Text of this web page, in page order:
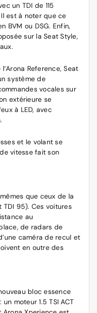
un TDI de 115
est à noter que ce
BVM ou DSG. Enfin,
sur la Seat Style,
Reference, Seat
système de
vocales sur
extérieure se
à LED, avec
et le volant se
vitesse fait son
que ceux de la
TDI 95). Ces voitures
au
de radars de
caméra de recul et
en outre des
bloc essence
moteur 1.5 TSI ACT